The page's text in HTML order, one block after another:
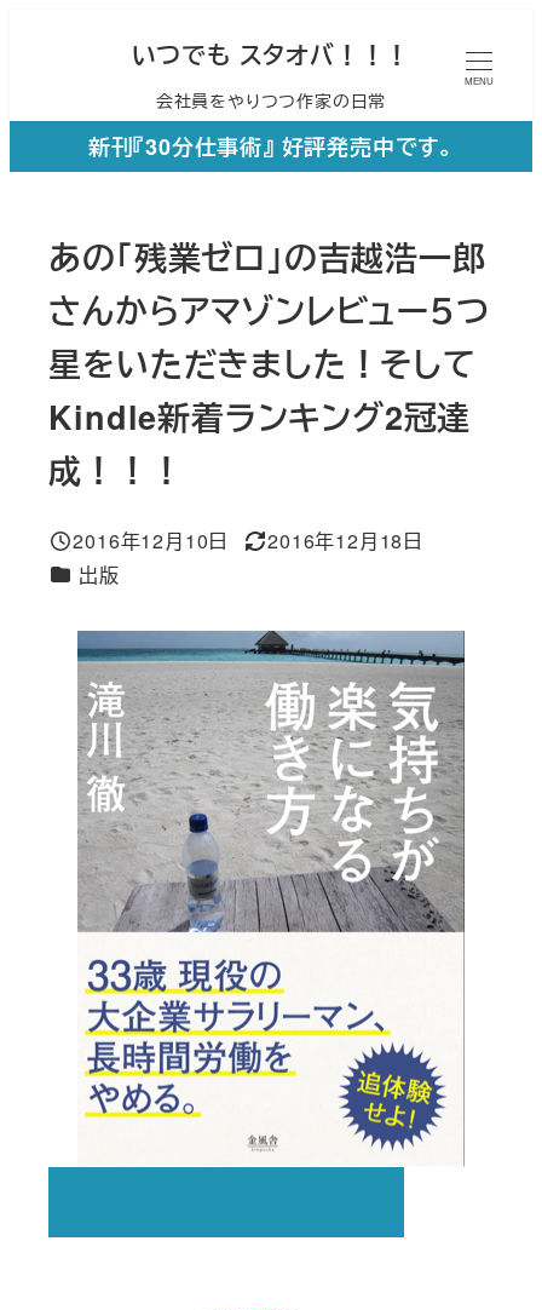
ン
いつでも スタオバ！！！
会社員をやりつつ作家の日常
MENU
新刊『30分仕事術』 好評発売中です。
あの「残業ゼロ」の吉越浩一郎
さんからアマゾンレビュー５つ
星をいただきました！そして
Kindle新着ランキング2冠達
成！！！
投稿日
2016年12月10日
更新日
2016年12月18日
カテゴリー
出版